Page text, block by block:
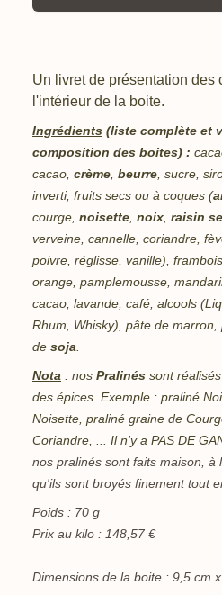
Un livret de présentation des
l'intérieur de la boite.
Ingrédients (liste complète et
composition des boites) :
cacao, crème beurre , sucre,
inverti, fruits secs ou à coques (
courge, noisette noix raisin
verveine, cannelle, coriandre,
poivre, réglisse, vanille),
orange, pamplemousse,
cacao, lavande, café, alcools
Rhum, Whisky), pâte de marron,
de soja
Nota : nos Pralinés sont
des épices. Exemple : praliné
Noisette, praliné graine de
Coriandre, ... Il n'y a PAS DE
nos pralinés sont faits maison, à
qu'ils sont broyés finement tout
Poids : 70 g
Prix au kilo : 148,57 €
Dimensions de la boite : 9,5 cm